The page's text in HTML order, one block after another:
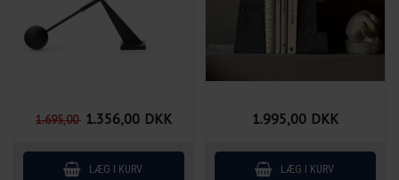
1.695,00 1.356,00 DKK 1.995,00 DKK